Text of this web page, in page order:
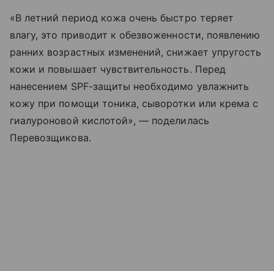
«В летний период кожа очень быстро теряет
влагу, это приводит к обезвоженности, появлению
ранних возрастных изменений, снижает упругость
кожи и повышает чувствительность. Перед
нанесением SPF-защиты необходимо увлажнить
кожу при помощи тоника, сыворотки или крема с
гиалуроновой кислотой», — поделилась
Перевозщикова.